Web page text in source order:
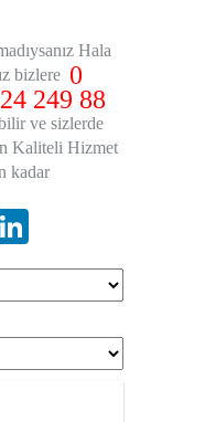
Hala
bizlere 0
249 88
ve sizlerde
Kaliteli Hizmet
kadar